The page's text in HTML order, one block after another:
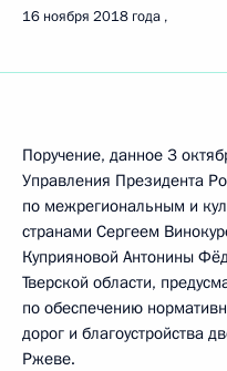
16 ноября 2018 года
Поручение, данное 3
Управления Президента
по межрегиональным и
странами Сергеем
Куприяновой Антонины
Тверской области,
по обеспечению
дорог и благоустройства
Ржеве.